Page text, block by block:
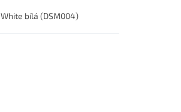
White bílá (DSM004)